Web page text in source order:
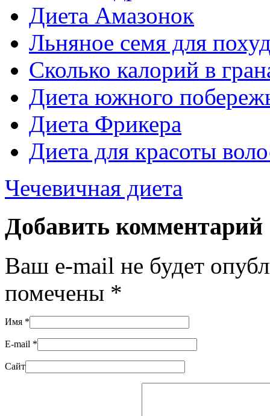
Диета Амазонок
Льняное семя для
Сколько калорий в
Диета южного
Диета Фрикера
Диета для красоты
Чечевичная диета
Добавить комментарий
Ваш e-mail не будет
помечены *
Имя *
E-mail *
Сайт